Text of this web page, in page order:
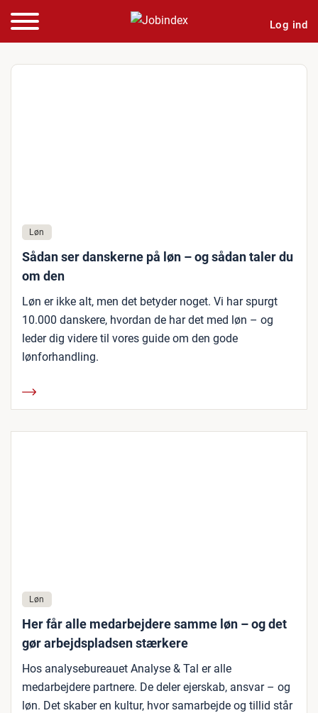
Log ind
Løn
Sådan ser danskerne på løn – og sådan taler du
om den
Løn er ikke alt, men det betyder noget. Vi har spurgt
10.000 danskere, hvordan de har det med løn – og
leder dig videre til vores guide om den gode
lønforhandling.
Løn
Her får alle medarbejdere samme løn – og det
gør arbejdspladsen stærkere
Hos analysebureauet Analyse & Tal er alle
medarbejdere partnere. De deler ejerskab, ansvar – og
løn. Det skaber en kultur, hvor samarbejde og tillid står